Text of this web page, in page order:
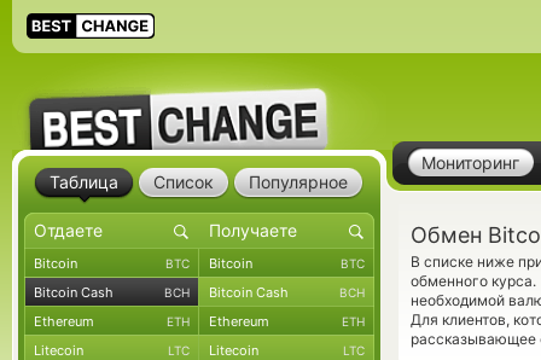
Мониторинг
Обмен
В списке ниже
обменного
необходимой
Для клиентов,
рассказывающее
Таблица Список Популярное
Bitcoin BTC Bitcoin BTC
Bitcoin Cash BCH Bitcoin Cash BCH
Ethereum ETH Ethereum ETH
Litecoin LTC Litecoin LTC